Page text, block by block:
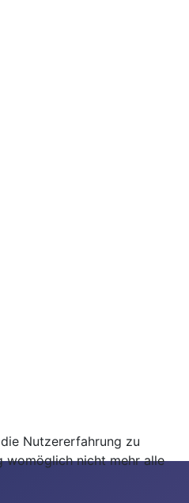
Nutzererfahrung zu
womöglich nicht mehr alle